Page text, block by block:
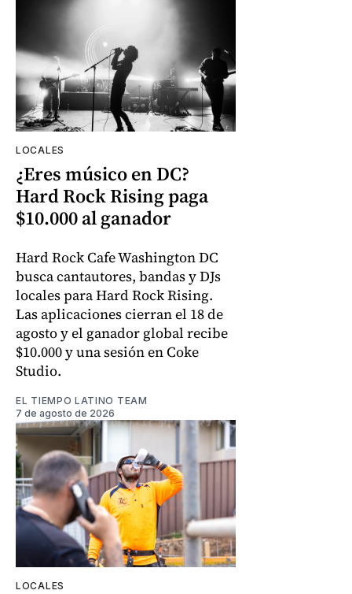
LOCALES
¿Eres músico en DC?
Hard Rock Rising paga
$10.000 al ganador
Hard Rock Cafe Washington DC
busca cantautores, bandas y DJs
locales para Hard Rock Rising.
Las aplicaciones cierran el 18 de
agosto y el ganador global recibe
$10.000 y una sesión en Coke
Studio.
EL TIEMPO LATINO TEAM
7 de agosto de 2026
LOCALES